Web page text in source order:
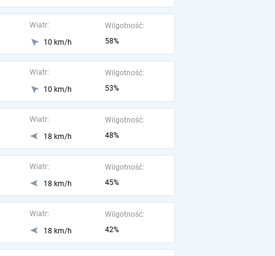
Wiatr:
10 km/h
Wilgotność:
58%
Wiatr:
10 km/h
Wilgotność:
53%
Wiatr:
18 km/h
Wilgotność:
48%
Wiatr:
18 km/h
Wilgotność:
45%
Wiatr:
18 km/h
Wilgotność:
42%